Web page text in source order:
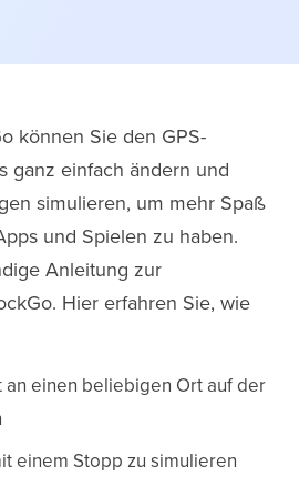
können Sie den GPS-
ganz einfach ändern und
simulieren, um mehr Spaß
und Spielen zu haben.
Anleitung zur
Hier erfahren Sie, wie
an einen beliebigen Ort auf der
einem Stopp zu simulieren